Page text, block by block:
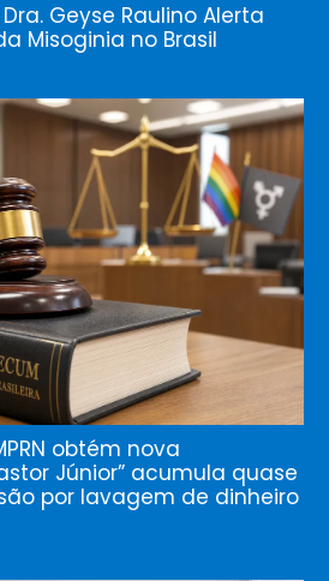
Geyse Raulino Alerta
Misoginia no Brasil
obtém nova
Júnior” acumula quase
por lavagem de dinheiro